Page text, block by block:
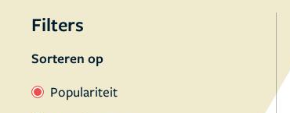
Filters
Sorteren op
Populariteit